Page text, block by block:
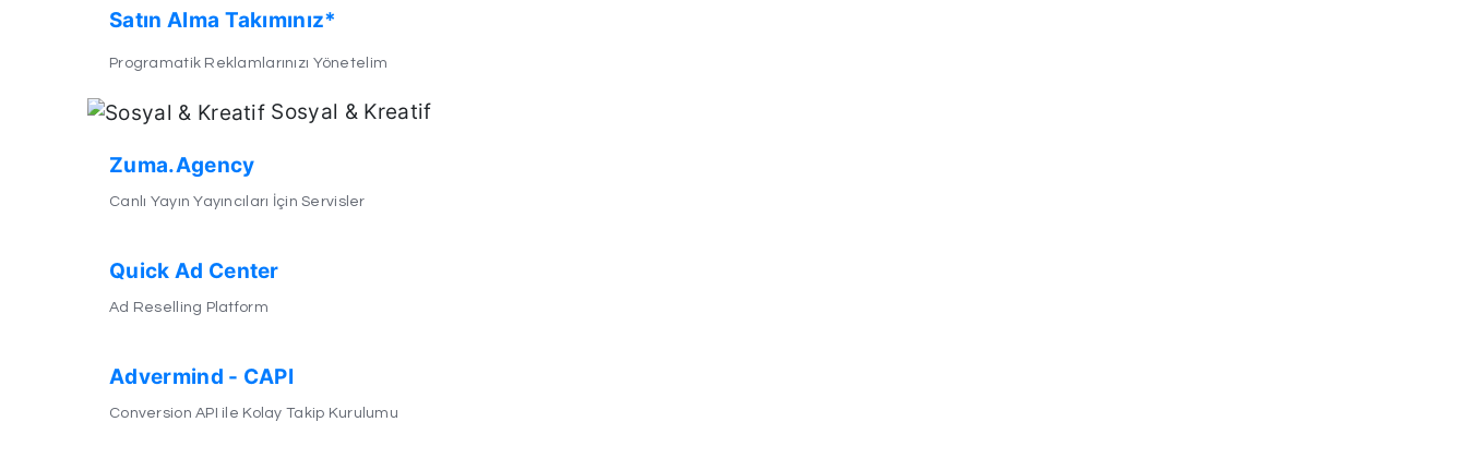
Satın Alma Takımınız*
Programatik Reklamlarınızı Yönetelim
Sosyal & Kreatif
Zuma.Agency
Canlı Yayın Yayıncıları İçin Servisler
Quick Ad Center
Ad Reselling Platform
Advermind - CAPI
Conversion API ile Kolay Takip Kurulumu